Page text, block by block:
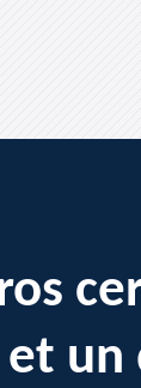
un